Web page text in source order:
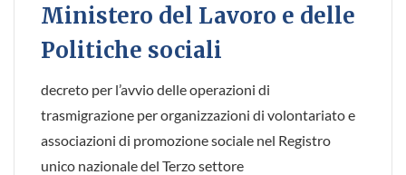
Ministero del Lavoro e delle
Politiche sociali
decreto per l’avvio delle operazioni di
trasmigrazione per organizzazioni di volontariato e
associazioni di promozione sociale nel Registro
unico nazionale del Terzo settore